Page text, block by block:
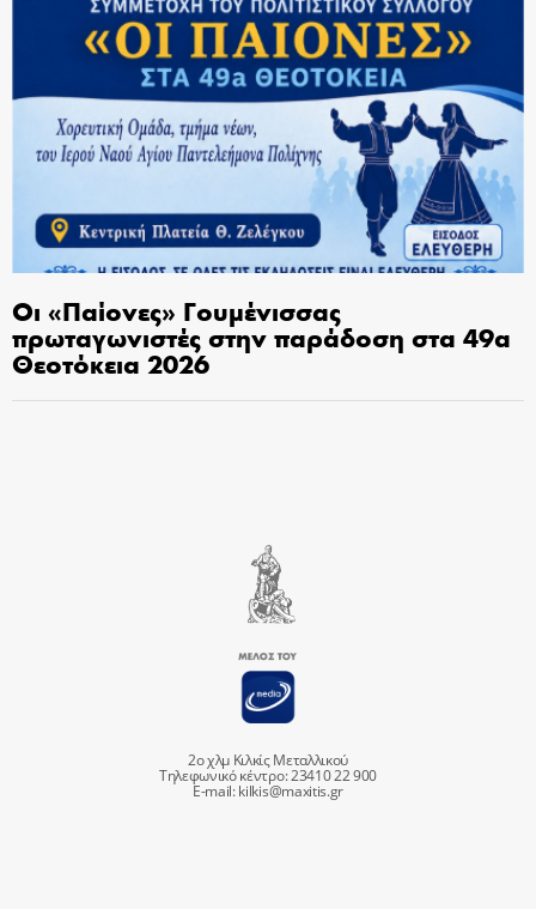
Οι «Παίονες» Γουμένισσας
πρωταγωνιστές στην παράδοση στα 49α
Θεοτόκεια 2026
2ο χλμ Κιλκίς Μεταλλικού
Τηλεφωνικό κέντρο: 23410 22 900
E-mail:kilkis@maxitis.gr